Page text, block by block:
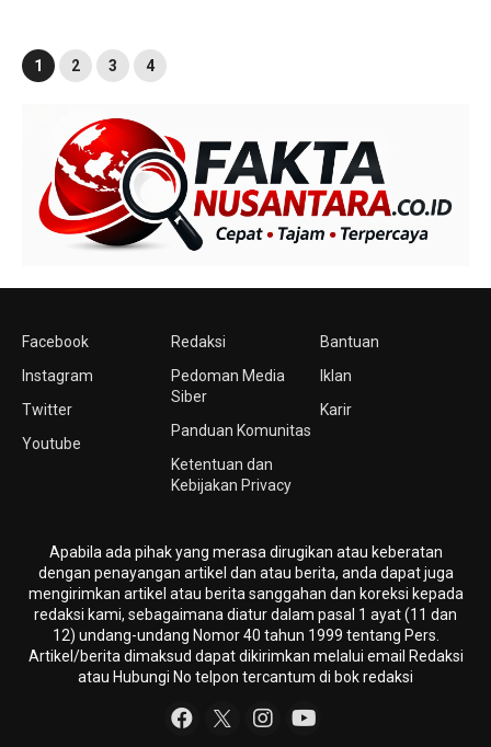
1 2 3 4
Facebook
Instagram
Twitter
Youtube
Redaksi
Pedoman Media
Siber
Panduan Komunitas
Ketentuan dan
Kebijakan Privacy
Bantuan
Iklan
Karir
Apabila ada pihak yang merasa dirugikan atau keberatan
dengan penayangan artikel dan atau berita, anda dapat juga
mengirimkan artikel atau berita sanggahan dan koreksi kepada
redaksi kami, sebagaimana diatur dalam pasal 1 ayat (11 dan
12) undang-undang Nomor 40 tahun 1999 tentang Pers.
Artikel/berita dimaksud dapat dikirimkan melalui email Redaksi
atau Hubungi No telpon tercantum di bok redaksi